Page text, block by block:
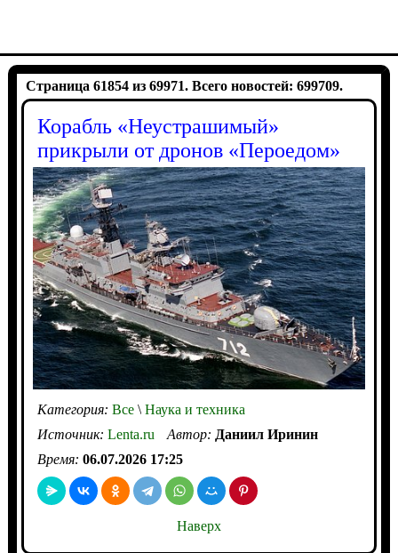
Страница 61854 из 69971. Всего новостей: 699709.
Корабль «Неустрашимый»
прикрыли от дронов «Пероедом»
Категория: Все\Наука и техника
Источник: Lenta.ru Автор: Даниил Иринин
Время: 06.07.2026 17:25
Наверх